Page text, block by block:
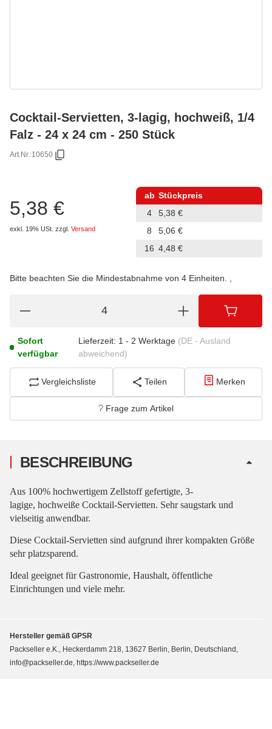
Cocktail-Servietten, 3-lagig, hochweiß, 1/4
Falz - 24 x 24 cm - 250 Stück
Art.Nr.:10650
5,38 €
exkl. 19% USt. zzgl. Versand
ab Stückpreis
4
5,38 €
8
5,06 €
16 4,48 €
Bitte beachten Sie die Mindestabnahme von 4 Einheiten.
Sofort
verfügbar
Lieferzeit: 1 - 2 Werktage (DE - Ausland
abweichend)
Vergleichsliste Teilen Merken
Frage zum Artikel
BESCHREIBUNG
Aus 100% hochwertigem Zellstoff gefertigte, 3-
lagige, hochweiße Cocktail-Servietten. Sehr saugstark und
vielseitig anwendbar.
Diese Cocktail-Servietten sind aufgrund ihrer kompakten Größe
sehr platzsparend.
Ideal geeignet für Gastronomie, Haushalt, öffentliche
Einrichtungen und viele mehr.
Hersteller gemäß GPSR
Packseller e.K., Heckerdamm 218, 13627 Berlin, Berlin, Deutschland,
info@packseller.de, https://www.packseller.de